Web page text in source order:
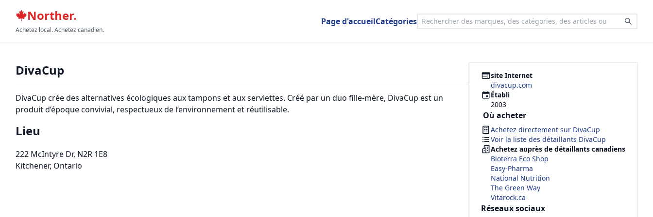
Norther.
Achetez local. Achetez canadien.
Page d'accueilCatégories
DivaCup
DivaCup crée des alternatives écologiques aux tampons et aux serviettes. Créé par un duo fille-mère, DivaCup est un
produit d’époque convivial, respectueux de l’environnement et réutilisable.
Lieu
222 McIntyre Dr, N2R 1E8
Kitchener, Ontario
site Internet
divacup.com
Établi
2003
Où acheter
Achetez directement sur DivaCup
Voir la liste des détaillants DivaCup
Achetez auprès de détaillants canadiens
Bioterra Eco Shop
Easy-Pharma
National Nutrition
The Green Way
Vitarock.ca
Réseaux sociaux